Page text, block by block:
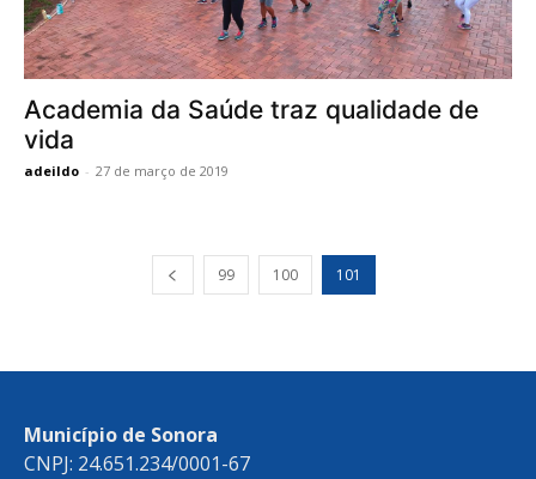
Academia da Saúde traz qualidade de
vida
adeildo - 27 de março de 2019
99 100 101
Município de Sonora
CNPJ: 24.651.234/0001-67